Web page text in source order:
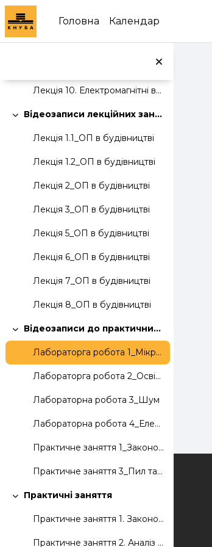
Перейти до головного вмісту
Головна
Календар
Лекція 7. Віброакустичні параметри виробничого середовища.
Лекція 8. Електробезпека.
Лекція 9. Пожежна безпека.
Лекція 10. Електромагнітні випромінювання та радіаційна безпека.
Згорнути
Відеозаписи лекційних занять
Лекція 1.1_ОП в будівництві
Лекція 1.2_ОП в будівництві
Лекція 2_ОП в будівництві
Лекція 3_ОП в будівництві
Лекція 5_ОП в будівництві
Лекція 6_ОП в будівництві
Лекція 7_ОП в будівництві
Лекція 8_ОП в будівництві
Згорнути
Відеозаписи до практичних занять та лабораторних робіт
Лабораторга робота 1_Мікроклімат
Лабораторга робота 2_Освітлення
Лабораторна робота 3_Шум
Лабораторна робота 4_Електробезпека
Практичне заняття 1_Законодавство з ОП
Практичне заняття 3_Пил та хімічні речовини
Згорнути
Практичні заняття
Практичне заняття 1. Законодавство з ОП.
Практичне заняття 2. Аналіз рівня виробничого травматизму на підприємстві.
Зворотній зв'язок